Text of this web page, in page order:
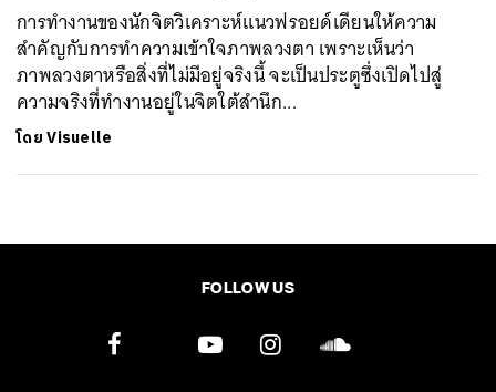
การทำงานของนักจิตวิเคราะห์แนวฟรอยด์เดียนให้ความ
สำคัญกับการทำความเข้าใจภาพลวงตา เพราะเห็นว่า
ภาพลวงตาหรือสิ่งที่ไม่มีอยู่จริงนี้ จะเป็นประตูซึ่งเปิดไปสู่
ความจริงที่ทำงานอยู่ในจิตใต้สำนึก...
โดยVisuelle
FOLLOW US